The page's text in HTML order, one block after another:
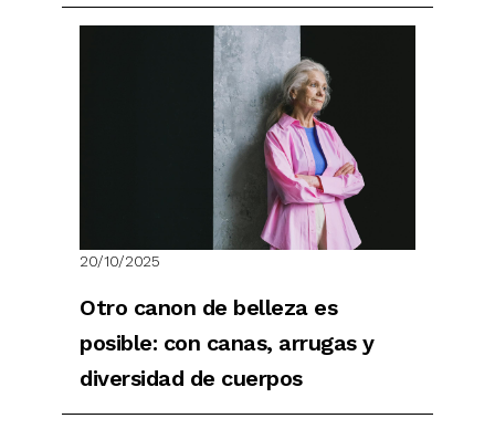
20/10/2025
Otro canon de belleza es
posible: con canas, arrugas y
diversidad de cuerpos